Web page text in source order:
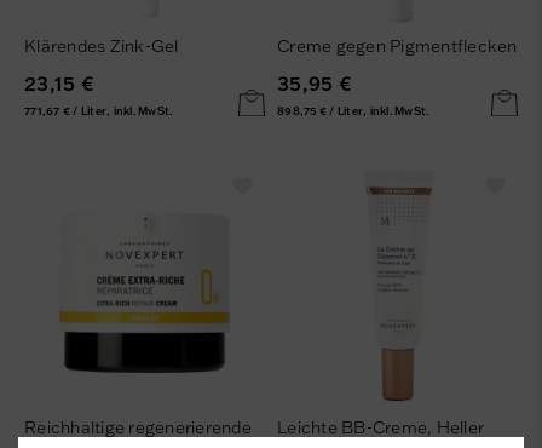
Klärendes Zink-Gel
23,15 €
771,67 € / Liter, inkl. MwSt.
Creme gegen Pigmentflecken
35,95 €
898,75 € / Liter, inkl. MwSt.
Reichhaltige regenerierende
Leichte BB-Creme, Heller